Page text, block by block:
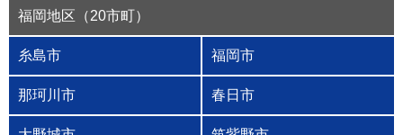
福岡地区（20市町）
糸島市 福岡市
那珂川市 春日市